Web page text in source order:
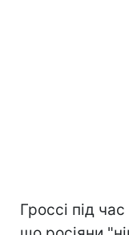
Гроссі під